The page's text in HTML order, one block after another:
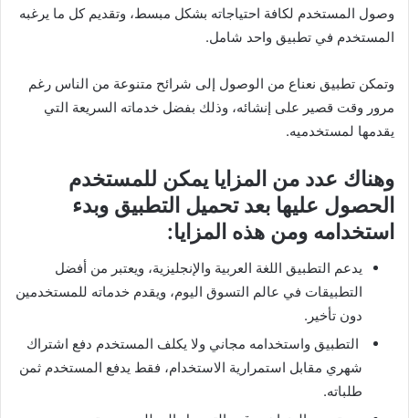
وصول المستخدم لكافة احتياجاته بشكل مبسط، وتقديم كل ما يرغبه
المستخدم في تطبيق واحد شامل.
وتمكن تطبيق نعناع من الوصول إلى شرائح متنوعة من الناس رغم
مرور وقت قصير على إنشائه، وذلك بفضل خدماته السريعة التي
يقدمها لمستخدميه.
وهناك عدد من المزايا يمكن للمستخدم
الحصول عليها بعد تحميل التطبيق وبدء
استخدامه ومن هذه المزايا:
يدعم التطبيق اللغة العربية والإنجليزية، ويعتبر من أفضل
التطبيقات في عالم التسوق اليوم، ويقدم خدماته للمستخدمين
دون تأخير.
التطبيق واستخدامه مجاني ولا يكلف المستخدم دفع اشتراك
شهري مقابل استمرارية الاستخدام، فقط يدفع المستخدم ثمن
طلباته.